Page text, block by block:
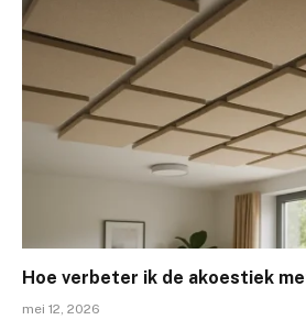
Hoe verbeter ik de akoestiek
mei 12, 2026